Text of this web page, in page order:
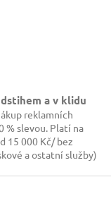
a v klidu
reklamních
% slevou. Platí na
15 000 Kč/ bez
a ostatní služby)